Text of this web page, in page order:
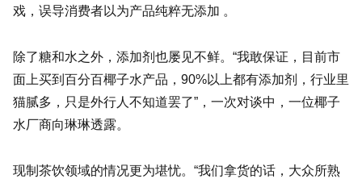
戏，误导消费者以为产品纯粹无添加 。
除了糖和水之外，添加剂也屡见不鲜。“我敢保证，目前市
面上买到百分百椰子水产品，90%以上都有添加剂，行业里
猫腻多，只是外行人不知道罢了”，一次对谈中，一位椰子
水厂商向琳琳透露。
现制茶饮领域的情况更为堪忧。“我们拿货的话，大众所熟